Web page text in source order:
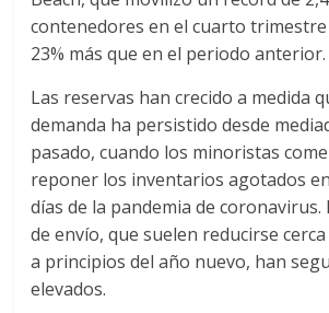
u
n
a
r
contenedores en el cuarto trimestre
23% más que en el periodo anterior.
Las reservas han crecido a medida
demanda ha persistido desde
pasado, cuando los minoristas
reponer los inventarios agotados
días de la pandemia de coronavirus.
de envío, que suelen reducirse
a principios del año nuevo, han
elevados.